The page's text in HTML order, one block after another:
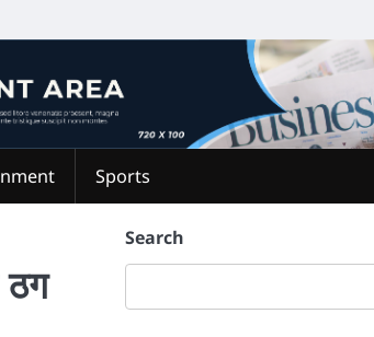
Sports
ठग
Search